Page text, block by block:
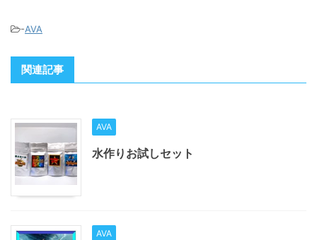
-AVA
関連記事
AVA
水作りお試しセット
AVA